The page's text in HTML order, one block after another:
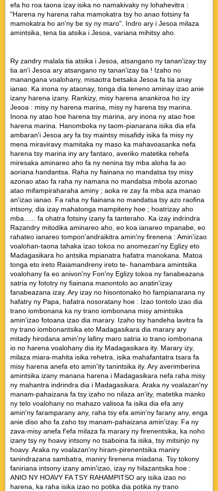
efa ho roa taona izay isika no namakivaky ny lohahevitra :
"Harena ny harena raha mamokatra tsy ho anao fotsiny fa
mamokatra ho an'ny be sy ny maro". Indro ary i Jesoa milaza
amintsika, tena tia atsika i Jesoa, variana mihitsy aho.
Ry zandry malala tia atsika i Jesoa, atsangano ny tanan'izay tsy
tia an'i Jesoa ary atsangano ny tanan'izay tia ! Izaho no
manangana voalohany, misaotra betsaka Jesoa fa tia anay
ianao. Ka inona ny ataonay, tonga dia teneno aminay izao anie
izany harena izany. Rankizy, misy harena anankiroa ho izy
Jesoa : misy ny harena marina, misy ny harena tsy marina.
Inona ny atao hoe harena tsy marina, ary inona ny atao hoe
harena marina. Hanomboka ny taom-pianarana isika dia efa
ambaran'i Jesoa ary fa tsy maintsy misafidy isika fa misy ny
mena miraviravy mamitaka ny maso ka mahavoasarika nefa
harena tsy marina iny ary fantaro, averiko matetika rehefa
miresaka aminareo aho fa ny nenina tsy mba aloha fa ao
aoriana handantsa. Raha ny fiainana no mandatsa tsy misy
azonao atao fa raha ny namana no mandatsa mbola azonao
atao mifampiraharaha aminy ; aoka re zay fa mba aza manao
an'izao ianao. Fa raha ny fiainana no mandatsa tsy azo raofina
intsony, dia izay mahatonga mampiteny hoe ; hoatrizay aho
mba...... fa ohatra fotsiny izany fa tanteraho. Ka izay indrindra
Razandry mitodika aminareo aho, eo koa ianareo mpanabe, eo
rahateo ianareo tompon'andraikitra amin'ny firenena : Amin'izao
voalohan-taona tahaka izao tokoa no anomezan'ny Eglizy eto
Madagasikara ho antsika mpianatra hafatra manokana. Matoa
tonga eto ireto Raiamandreny ireto te- hanambara amintsika
voalohany fa eo anivon'ny Fon'ny Eglizy tokoa ny fanabeazana
satria ny fototry ny fiainana manontolo ao anatin'izay
fanabeazana izay. Ary izay no hisontonako ho fampianarana ny
hafatry ny Papa, hafatra nosoratany hoe : Izao tontolo izao dia
trano iombonana ka ny trano iombonana misy amintsika
amin'izao fotoana izao dia marary. Izaho tsy handeha lavitra fa
ny trano iombonantsika eto Madagasikara dia marary ary
mitady hirodana amin'ny lafiny maro satria io trano iombonana
io no harena voalohany dia ity Madagasikara ity. Marary izy,
milaza miara-mahita isika rehetra, isika mahafantatra tsara fa
misy harena anefa eto amin'ity tanintsika ity. Ary averimberina
amintsika izany manana harena i Madagasikara nefa raha misy
ny mahantra indrindra dia i Madagasikara. Araka ny voalazan'ny
manam-pahaizana fa tsy izaho no nilaza an'ity, matetika manko
ny telo voalohany no mahazo valisoa fa isika dia efa any
amin'ny faramparany any, raha tsy efa amin'ny farany any, enga
anie diso aho fa zaho tsy manam-pahaizana amin'izay. Fa ny
zava-misy anefa f'efa milaza fa marary ny firenentsika, ka noho
izany tsy ny hoavy intsony no tsaboina fa isika, tsy mitsinjo ny
hoavy. Araka ny voalazan'ny hiram-pirenentsika maniry
tanindrazana sambatra, maniry firenena miadana. Tsy tokony
faniriana intsony izany amin'izao, izay ny hilazantsika hoe :
ANIO NY HOAVY FA TSY RAHAMPITSO ary isika izao no
harena, ka raha isika izao no potika dia potika ny trano